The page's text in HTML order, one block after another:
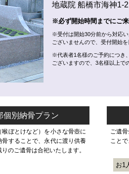
地蔵院 船橋市海神1-
※必ず開始時間までにご来
※受付は開始30分前から対応
ございませんので、受付開始を
※代表者1名様のご予約につき
ございますので、3名様以上で
個別納骨プラン
喉ぼとけなど）を小さな骨壺に
骨することで、永代に渡り供養
のご遺骨は合祀いたします。
ご遺
こと
お1